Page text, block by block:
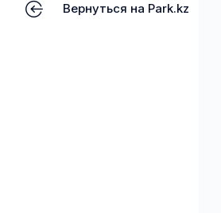
Вернуться на Park.kz